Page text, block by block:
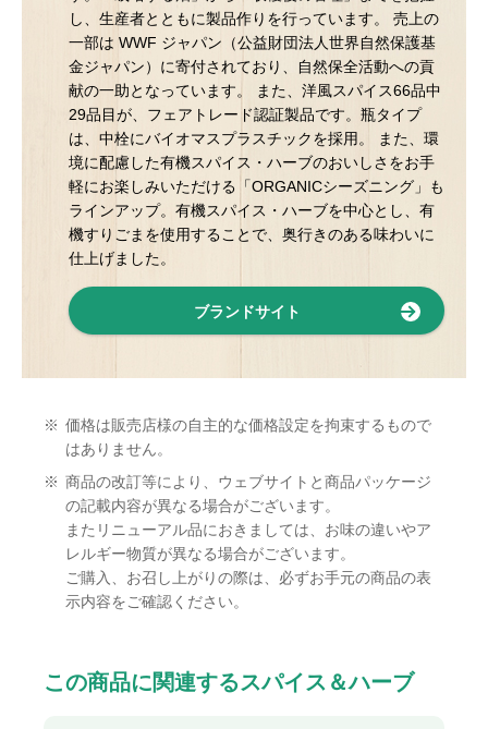
し、生産者とともに製品作りを行っています。 売上の
一部は WWF ジャパン（公益財団法人世界自然保護基
金ジャパン）に寄付されており、自然保全活動への貢
献の一助となっています。 また、洋風スパイス66品中
29品目が、フェアトレード認証製品です。瓶タイプ
は、中栓にバイオマスプラスチックを採用。 また、環
境に配慮した有機スパイス・ハーブのおいしさをお手
軽にお楽しみいただける「ORGANICシーズニング」も
ラインアップ。有機スパイス・ハーブを中心とし、有
機すりごまを使用することで、奥行きのある味わいに
仕上げました。
ブランドサイト
※ 価格は販売店様の自主的な価格設定を拘束するもので
はありません。
※ 商品の改訂等により、ウェブサイトと商品パッケージ
の記載内容が異なる場合がございます。
またリニューアル品におきましては、お味の違いやア
レルギー物質が異なる場合がございます。
ご購入、お召し上がりの際は、必ずお手元の商品の表
示内容をご確認ください。
この商品に関連するスパイス＆ハーブ